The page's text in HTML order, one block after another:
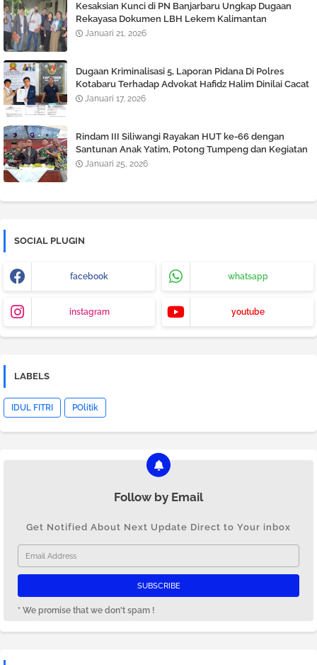
Kesaksian Kunci di PN Banjarbaru Ungkap Dugaan
Rekayasa Dokumen LBH Lekem Kalimantan
Januari 21, 2026
Dugaan Kriminalisasi 5, Laporan Pidana Di Polres
Kotabaru Terhadap Advokat Hafidz Halim Dinilai Cacat
Hukum
Januari 17, 2026
Rindam III Siliwangi Rayakan HUT ke-66 dengan
Santunan Anak Yatim, Potong Tumpeng dan Kegiatan
Tril Adventure
Januari 25, 2026
SOCIAL PLUGIN
facebook whatsapp
instagram youtube
LABELS
IDUL FITRI POlitik
Follow by Email
Get Notified About Next Update Direct to Your inbox
* We promise that we don't spam !